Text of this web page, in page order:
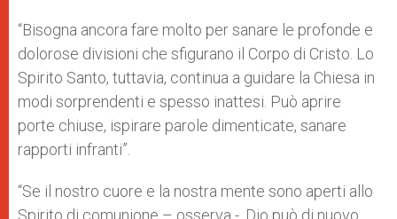
“Bisogna ancora fare molto per sanare le profonde e
dolorose divisioni che sfigurano il Corpo di Cristo. Lo
Spirito Santo, tuttavia, continua a guidare la Chiesa in
modi sorprendenti e spesso inattesi. Può aprire
porte chiuse, ispirare parole dimenticate, sanare
rapporti infranti”.
“Se il nostro cuore e la nostra mente sono aperti allo
Spirito di comunione – osserva -, Dio può di nuovo